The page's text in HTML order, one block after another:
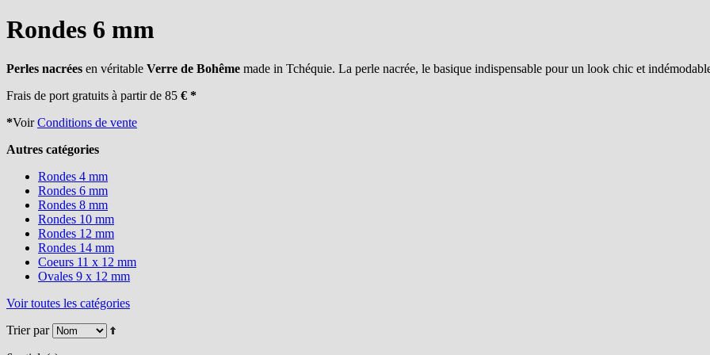
Rondes 6 mm
Perles nacrées en véritable Verre de Bohême made in Tchéquie. La perle nacrée, le basique indispensable pour un look chic et
Frais de port gratuits à partir de 85 € *
*VoirConditions de vente
Autres catégories
Rondes 4 mm
Rondes 6 mm
Rondes 8 mm
Rondes 10 mm
Rondes 12 mm
Rondes 14 mm
Coeurs 11 x 12 mm
Ovales 9 x 12 mm
Voir toutes les catégories
Trier par